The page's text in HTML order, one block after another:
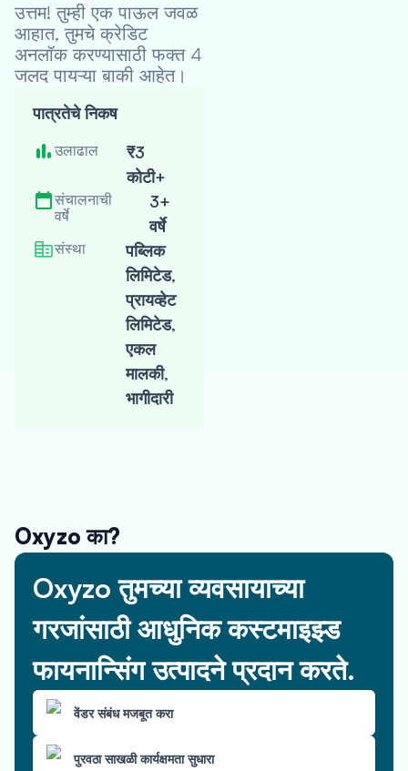
उत्तम! तुम्ही एक पाऊल जवळ
आहात, तुमचे क्रेडिट
अनलॉक करण्यासाठी फक्त 4
जलद पायऱ्या बाकी आहेत।
पात्रतेचे निकष
उलाढाल
₹3
कोटी+
संचालनाची
वर्षे
3+
वर्षे
संस्था
पब्लिक
लिमिटेड,
प्रायव्हेट
लिमिटेड,
एकल
मालकी,
भागीदारी
Oxyzo का?
Oxyzo तुमच्या व्यवसायाच्या
गरजांसाठी आधुनिक कस्टमाइझ्ड
फायनान्सिंग उत्पादने प्रदान करते.
वेंडर संबंध मजबूत करा
पुरवठा साखळी कार्यक्षमता सुधारा